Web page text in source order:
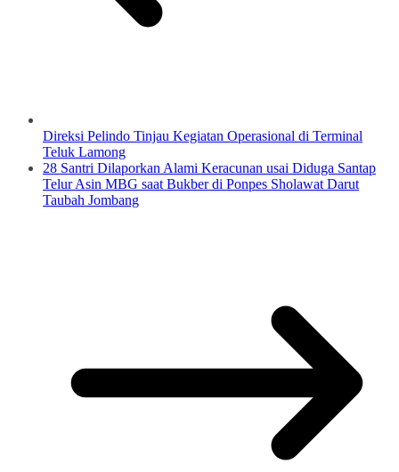
Direksi Pelindo Tinjau Kegiatan Operasional di Terminal
Teluk Lamong
28 Santri Dilaporkan Alami Keracunan usai Diduga Santap
Telur Asin MBG saat Bukber di Ponpes Sholawat Darut
Taubah Jombang